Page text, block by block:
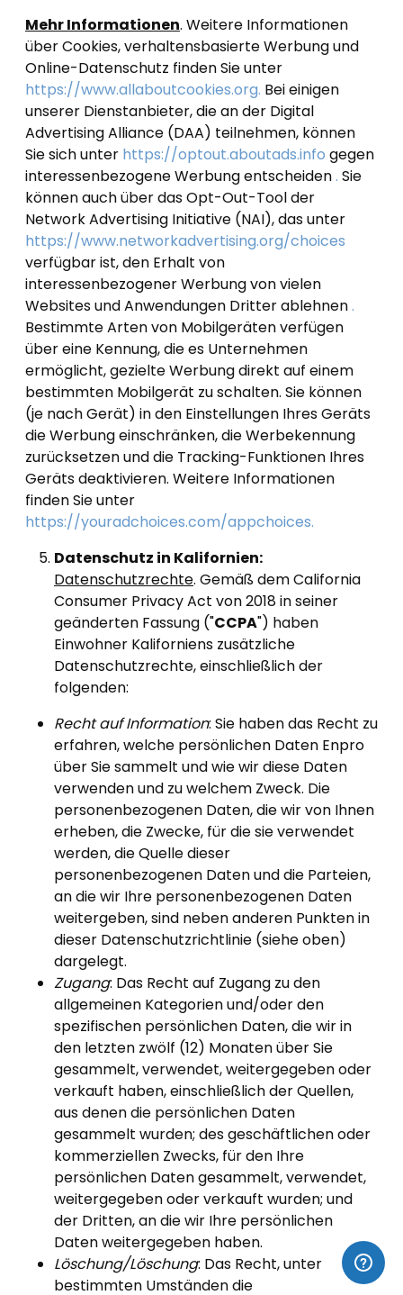
Mehr Informationen. Weitere Informationen
über Cookies, verhaltensbasierte Werbung und
Online-Datenschutz finden Sie unter
https://www.allaboutcookies.org. Bei einigen
unserer Dienstanbieter, die an der Digital
Advertising Alliance (DAA) teilnehmen, können
Sie sich unter https://optout.aboutads.info gegen
interessenbezogene Werbung entscheiden. Sie
können auch über das Opt-Out-Tool der
Network Advertising Initiative (NAI), das unter
https://www.networkadvertising.org/choices
verfügbar ist, den Erhalt von
interessenbezogener Werbung von vielen
Websites und Anwendungen Dritter ablehnen.
Bestimmte Arten von Mobilgeräten verfügen
über eine Kennung, die es Unternehmen
ermöglicht, gezielte Werbung direkt auf einem
bestimmten Mobilgerät zu schalten. Sie können
(je nach Gerät) in den Einstellungen Ihres Geräts
die Werbung einschränken, die Werbekennung
zurücksetzen und die Tracking-Funktionen Ihres
Geräts deaktivieren. Weitere Informationen
finden Sie unter
https://youradchoices.com/appchoices.
Datenschutz in Kalifornien:
Datenschutzrechte. Gemäß dem California
Consumer Privacy Act von 2018 in seiner
geänderten Fassung ("CCPA") haben
Einwohner Kaliforniens zusätzliche
Datenschutzrechte, einschließlich der
folgenden:
Recht auf Information: Sie haben das Recht zu
erfahren, welche persönlichen Daten Enpro
über Sie sammelt und wie wir diese Daten
verwenden und zu welchem Zweck. Die
personenbezogenen Daten, die wir von Ihnen
erheben, die Zwecke, für die sie verwendet
werden, die Quelle dieser
personenbezogenen Daten und die Parteien,
an die wir Ihre personenbezogenen Daten
weitergeben, sind neben anderen Punkten in
dieser Datenschutzrichtlinie (siehe oben)
dargelegt.
Zugang: Das Recht auf Zugang zu den
allgemeinen Kategorien und/oder den
spezifischen persönlichen Daten, die wir in
den letzten zwölf (12) Monaten über Sie
gesammelt, verwendet, weitergegeben oder
verkauft haben, einschließlich der Quellen,
aus denen die persönlichen Daten
gesammelt wurden; des geschäftlichen oder
kommerziellen Zwecks, für den Ihre
persönlichen Daten gesammelt, verwendet,
weitergegeben oder verkauft wurden; und
der Dritten, an die wir Ihre persönlichen
Daten weitergegeben haben.
Löschung/Löschung: Das Recht, unter
bestimmten Umständen die